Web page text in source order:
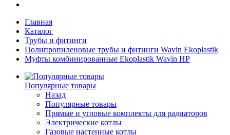
Главная
Каталог
Трубы и фитинги
Полипропиленовые трубы и фитинги Wavin Ekoplastik
Муфты комбинированные Ekoplastik Wavin НР
Популярные товары
Назад
Популярные товары
Прямые и угловые комплекты для радиаторов
Электрические котлы
Газовые настенные котлы